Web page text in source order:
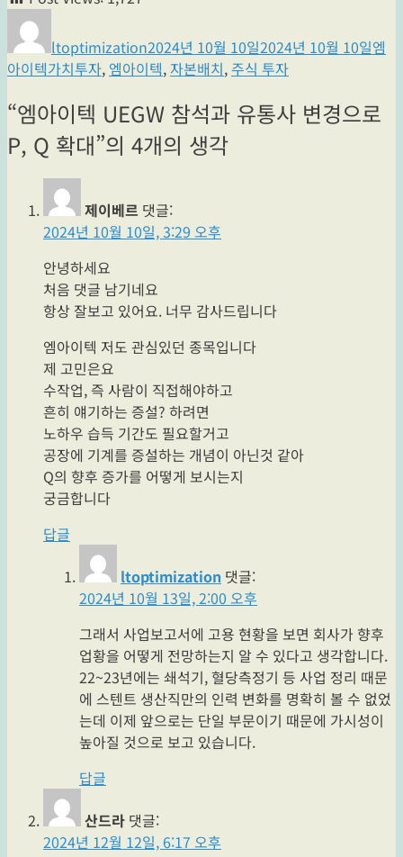
쓴
이
ltoptimization성
일
자
2024년 10월 10일2024년 10월 10일테
고
엠
아이텍태
가치투자, 엠아이텍,자본배치,주식 투자
“엠아이텍 UEGW 참석과 유통사 변경으로
P, Q 확대”의 4개의 생각
제이베르 댓글:
2024년 10월 10일, 3:29 오후
안녕하세요
처음 댓글 남기네요
항상 잘보고 있어요. 너무 감사드립니다
엠아이텍 저도 관심있던 종목입니다
제 고민은요
수작업, 즉 사람이 직접해야하고
흔히 얘기하는 증설? 하려면
노하우 습득 기간도 필요할거고
공장에 기계를 증설하는 개념이 아닌것 같아
Q의 향후 증가를 어떻게 보시는지
궁금합니다
답글
ltoptimization 댓글:
2024년 10월 13일, 2:00 오후
그래서 사업보고서에 고용 현황을 보면 회사가 향후
업황을 어떻게 전망하는지 알 수 있다고 생각합니다.
22~23년에는 쇄석기, 혈당측정기 등 사업 정리 때문
에 스텐트 생산직만의 인력 변화를 명확히 볼 수 없었
는데 이제 앞으로는 단일 부문이기 때문에 가시성이
높아질 것으로 보고 있습니다.
답글
산드라 댓글:
2024년 12월 12일, 6:17 오후